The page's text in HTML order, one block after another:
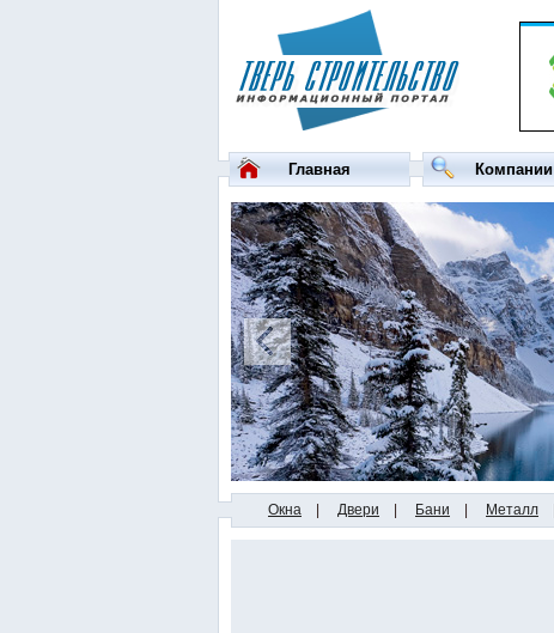
Главная Компании
Окна Двери Бани Металл